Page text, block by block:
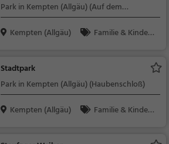
Park in Kempten (Allgäu) (Auf dem
Lindenberg)
Kempten (Allgäu)
Familie & Kinder,
Stadtpark
Park in Kempten (Allgäu) (Haubenschloß)
Kempten (Allgäu)
Familie & Kinder,